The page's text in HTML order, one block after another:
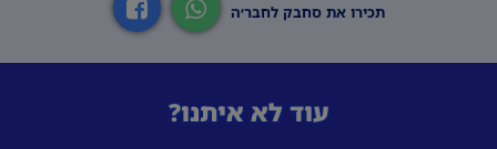
תכירו את סחבק לחבר׳ה
עוד לא איתנו?